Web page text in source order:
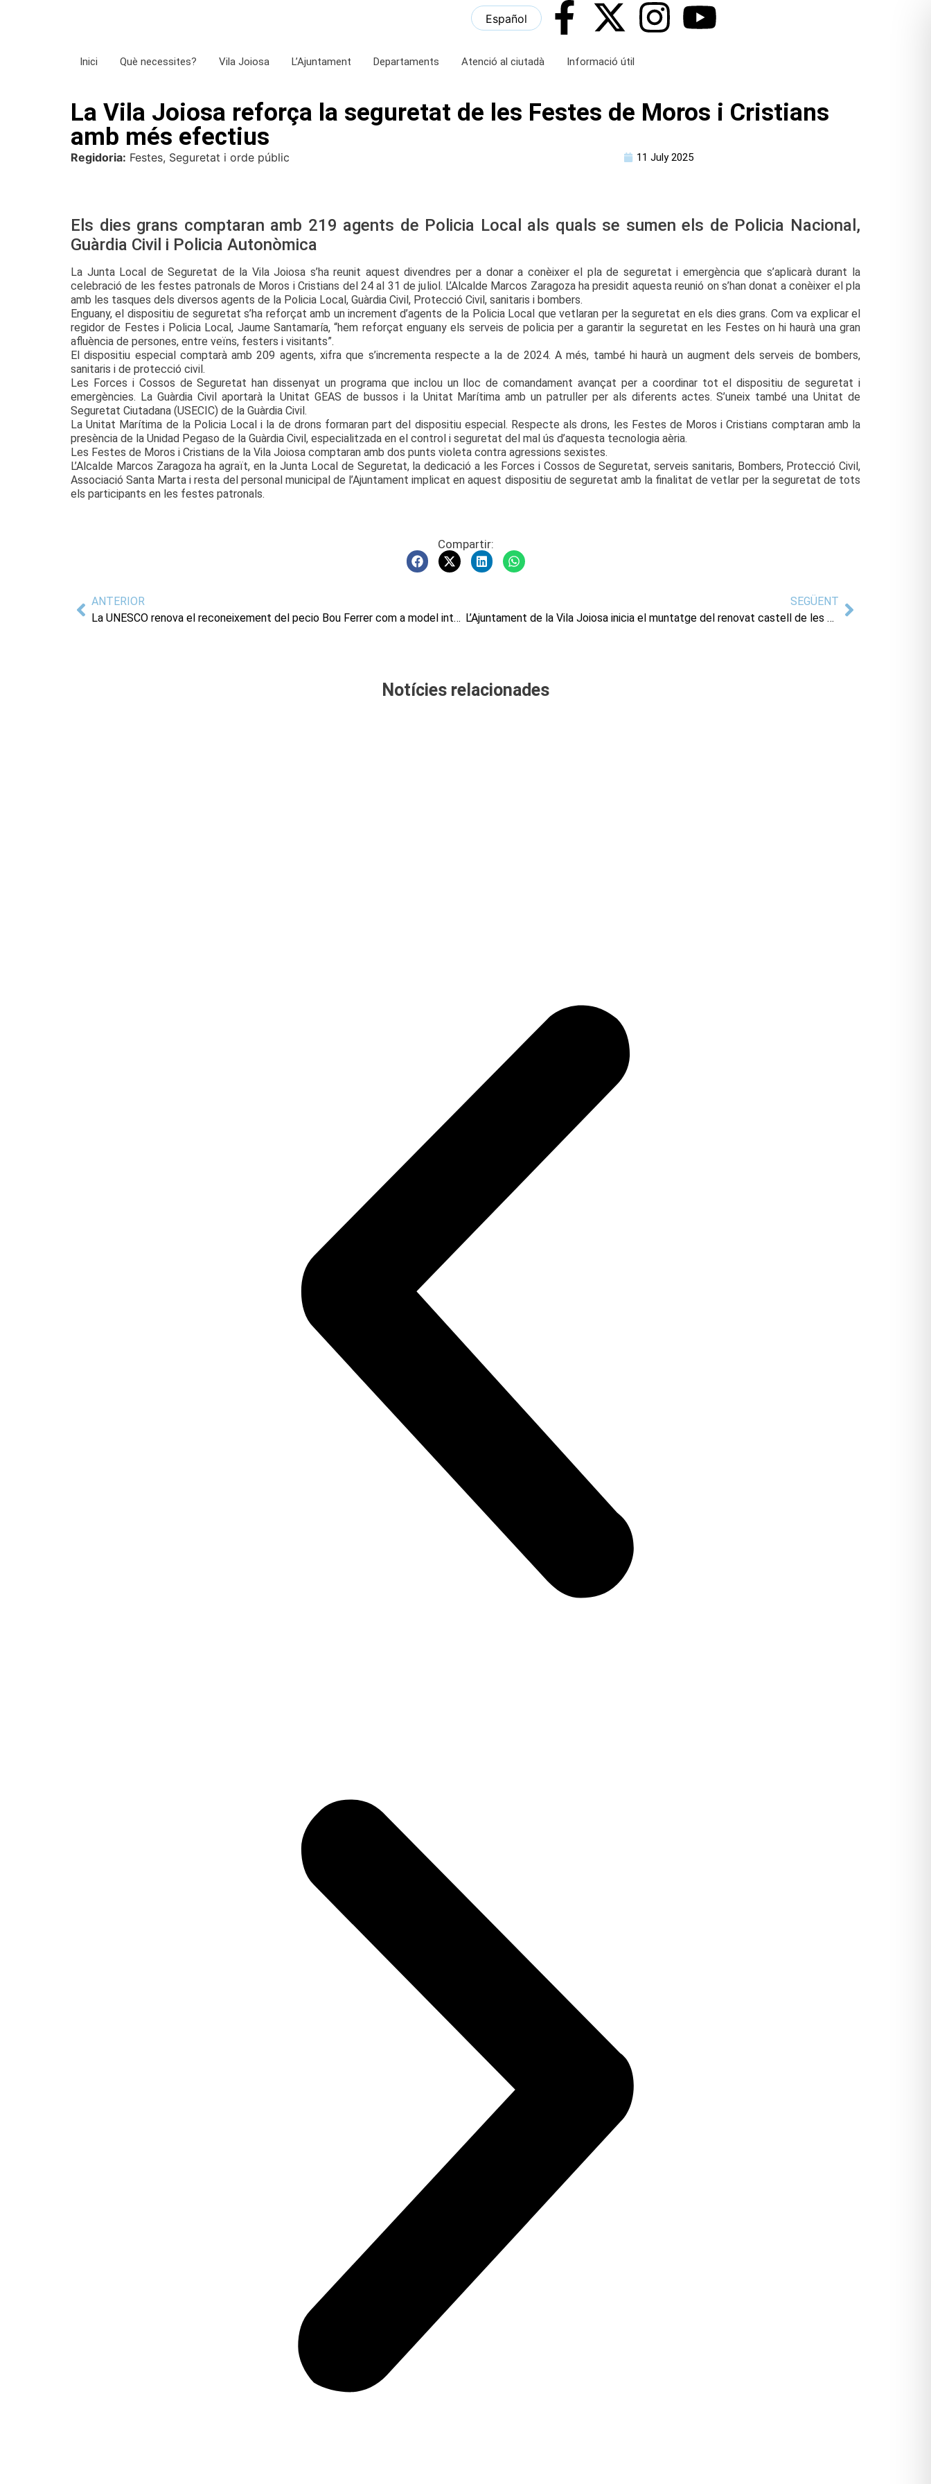
Español
Inici Què necessites? Vila Joiosa L’Ajuntament Departaments Atenció al ciutadà Informació útil
La Vila Joiosa reforça la seguretat de les Festes de Moros i Cristians
amb més efectius
Regidoria: Festes, Seguretat i orde públic 11 July 2025
Els dies grans comptaran amb 219 agents de Policia Local als quals se sumen els de Policia Nacional,
Guàrdia Civil i Policia Autonòmica
La Junta Local de Seguretat de la Vila Joiosa s’ha reunit aquest divendres per a donar a conèixer el pla de seguretat i emergència que s’aplicarà durant la
celebració de les festes patronals de Moros i Cristians del 24 al 31 de juliol. L’Alcalde Marcos Zaragoza ha presidit aquesta reunió on s’han donat a conèixer el pla
amb les tasques dels diversos agents de la Policia Local, Guàrdia Civil, Protecció Civil, sanitaris i bombers.
Enguany, el dispositiu de seguretat s’ha reforçat amb un increment d’agents de la Policia Local que vetlaran per la seguretat en els dies grans. Com va explicar el
regidor de Festes i Policia Local, Jaume Santamaría, “hem reforçat enguany els serveis de policia per a garantir la seguretat en les Festes on hi haurà una gran
afluència de persones, entre veïns, festers i visitants”.
El dispositiu especial comptarà amb 209 agents, xifra que s’incrementa respecte a la de 2024. A més, també hi haurà un augment dels serveis de bombers,
sanitaris i de protecció civil.
Les Forces i Cossos de Seguretat han dissenyat un programa que inclou un lloc de comandament avançat per a coordinar tot el dispositiu de seguretat i
emergències. La Guàrdia Civil aportarà la Unitat GEAS de bussos i la Unitat Marítima amb un patruller per als diferents actes. S’uneix també una Unitat de
Seguretat Ciutadana (USECIC) de la Guàrdia Civil.
La Unitat Marítima de la Policia Local i la de drons formaran part del dispositiu especial. Respecte als drons, les Festes de Moros i Cristians comptaran amb la
presència de la Unidad Pegaso de la Guàrdia Civil, especialitzada en el control i seguretat del mal ús d’aquesta tecnologia aèria.
Les Festes de Moros i Cristians de la Vila Joiosa comptaran amb dos punts violeta contra agressions sexistes.
L’Alcalde Marcos Zaragoza ha agraït, en la Junta Local de Seguretat, la dedicació a les Forces i Cossos de Seguretat, serveis sanitaris, Bombers, Protecció Civil,
Associació Santa Marta i resta del personal municipal de l’Ajuntament implicat en aquest dispositiu de seguretat amb la finalitat de vetlar per la seguretat de tots
els participants en les festes patronals.
Compartir:
ANTERIOR
La UNESCO renova el reconeixement del pecio Bou Ferrer com a model internacional de bones pràctiques
SEGÜENT
L’Ajuntament de la Vila Joiosa inicia el muntatge del renovat castell de les Festes de Moros i Cristians
Notícies relacionades